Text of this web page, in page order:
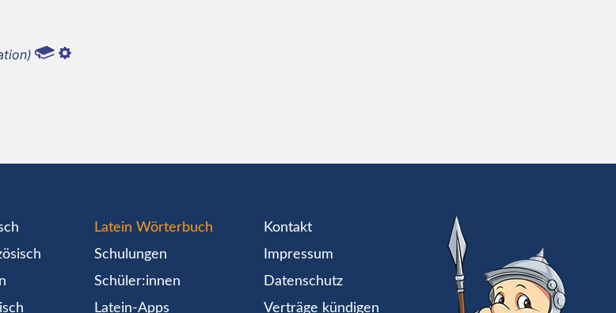
Latein Wörterbuch
Schulungen
Schüler:innen
Latein-Apps
Kontakt
Impressum
Datenschutz
Verträge kündigen